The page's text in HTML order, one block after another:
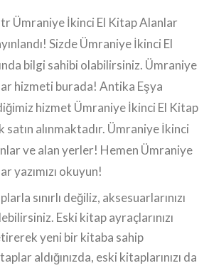
Ümraniye İkinci El Kitap Alanlar
Sizde Ümraniye İkinci El
bilgi sahibi olabilirsiniz. Ümraniye
hizmeti burada! Antika Eşya
hizmet Ümraniye İkinci El Kitap
alınmaktadır. Ümraniye İkinci
ve alan yerler! Hemen Ümraniye
yazımızı okuyun!
sınırlı değiliz, aksesuarlarınızı
Eski kitap ayraçlarınızı
yeni bir kitaba sahip
aldığınızda, eski kitaplarınızı da